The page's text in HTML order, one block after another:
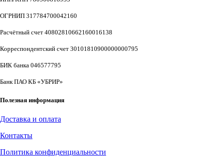
ОГРНИП 317784700042160
Расчётный счет 40802810662160016138
Корреспондентский счет 30101810900000000795
БИК банка 046577795
Банк ПАО КБ «УБРИР»
Полезная информация
Доставка и оплата
Контакты
Политика конфиденциальности